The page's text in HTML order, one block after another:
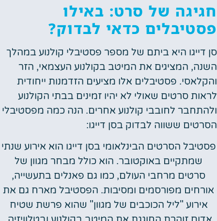
חגיגה של סרט: באילו
פסטיבלים כדאי לבדוק?
סן דייגו היא ביתם של מספר פסטיבלי קולנוע במהלך
השנה, המציגים את המיטב בקולנוע העצמאי, הזר
והקלאסי. פסטיבלים אלו מציעים הזדמנות ייחודית
לראות סרטים שאולי לא יהיו זמינים בבתי הקולנוע
ולהתחבר לחובבי קולנוע אחרים. הנה כמה מפסטיבלי
הסרטים ששווה לבדוק בסן דייגו:
פסטיבל הסרטים הבינלאומי בסן דייגו הוא אירוע שנתי
שמתקיים באוקטובר. הוא כולל מבחר מגוון של
סרטים מרחבי העולם, כמו גם פאנלים בתעשייה,
אורחים מפורסמים ומסיבות. הפסטיבל מארח גם את
אירוע "ליל הכוכבים של מגוון" שהוא פרשת שטיח